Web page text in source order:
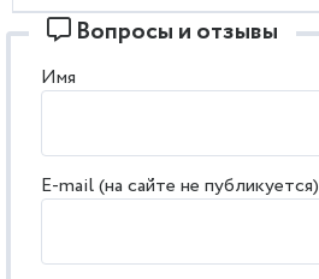
Вопросы и отзывы
Имя
E-mail (на сайте не публикуется)